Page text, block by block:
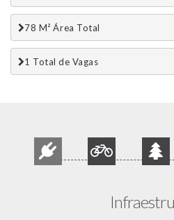
78 M² Área Total
1 Total de Vagas